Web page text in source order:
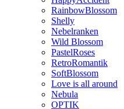
RainbowBlossom
Shelly
Nebelranken
Wild Blossom
PastelRoses
RetroRomantik
SoftBlossom
Love is all around
Nebula
OPTIK